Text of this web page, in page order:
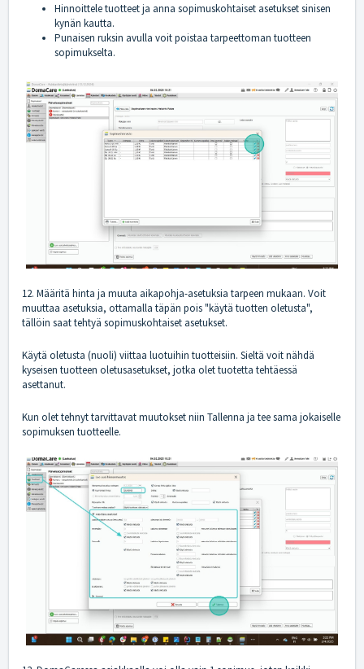
Hinnoittele tuotteet ja anna sopimuskohtaiset asetukset sinisen
kynän kautta.
Punaisen ruksin avulla voit poistaa tarpeettoman tuotteen
sopimukselta.
12. Määritä hinta ja muuta aikapohja-asetuksia tarpeen mukaan. Voit
muuttaa asetuksia, ottamalla täpän pois "käytä tuotten oletusta",
tällöin saat tehtyä sopimuskohtaiset asetukset.
Käytä oletusta (nuoli) viittaa luotuihin tuotteisiin. Sieltä voit nähdä
kyseisen tuotteen oletusasetukset, jotka olet tuotetta tehtäessä
asettanut.
Kun olet tehnyt tarvittavat muutokset niin Tallenna ja tee sama jokaiselle
sopimuksen tuotteelle.